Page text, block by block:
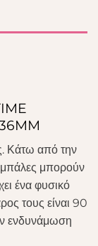
Κάτω από την
μπάλες μπορούν
ένα φυσικό
τους είναι 90
ενδυνάμωση